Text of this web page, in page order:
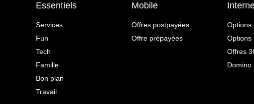
Essentiels
Services
Fun
Tech
Famille
Bon plan
Travail
Mobile
Offres postpayées
Offre prépayées
Options
Options
Offres
Domino